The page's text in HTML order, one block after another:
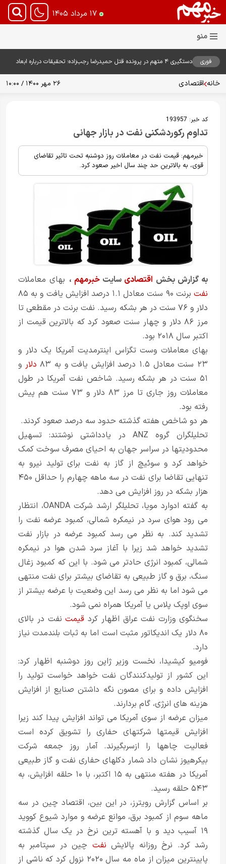
۱۷ مرداد ۱۴۰۵
فوری
دستگیری ۴ متهم در پرونده قتل حمیدرضا رجب‌زاده؛ تحقیقات درباره ابعاد
خانه اقتصادی ۲۶ مهر ۱۴۰۰ / ۱۰:۰۰
کد خبر: 193957
تداوم رکوردشکنی نفت در بازار جهانی
خبرمهم: قیمت نفت در معاملات روز دوشنبه تحت تاثیر تقاضای
قوی، به بالاترین حد چند سال اخیر صعود کرد.
به گزارش بخش اقتصادی سایتخبرمهم ، بهای معاملات
نفت
برنت ۹۰ سنت معادل ۱.۱ درصد افزایش یافت و به ۸۵
دلار و ۷۶ سنت در هر بشکه رسید. نفت برنت در مقطعی تا
مرز ۸۶ دلار و چهار سنت صعود کرد که بالاترین قیمت از
اکتبر سال ۲۰۱۸ بود.
بهای معاملات وست تگزاس اینترمدیت آمریکا یک دلار و
۲۳ سنت معادل ۱.۵ درصد افزایش یافت و به ۸۳
دلار و
۵۱ سنت در هر بشکه رسید. شاخص نفت آمریکا در طول
معاملات روز جاری تا مرز ۸۳ دلار و ۷۳ سنت هم پیش
رفته بود.
هر دو شاخص هفته گذشته حدود سه درصد صعود کردند.
تحلیلگران گروه ANZ در یادداشتی نوشتند: تسهیل
محدودیتها در سراسر جهان به احیای مصرف سوخت کمک
خواهد کرد و سوئیچ از گاز به نفت برای تولید نیرو به
تنهایی تقاضا برای نفت در سه ماهه چهارم را حداقل ۴۵۰
هزار بشکه در روز افزایش می دهد.
به گفته ادوارد مویا، تحلیلگر ارشد شرکت OANDA، انتظار
می رود هوای سرد در نیمکره شمالی، کمبود عرضه نفت را
تشدید کند. به نظر می رسد کمبود عرضه در بازار نفت
تشدید خواهد شد زیرا با آغاز سرد شدن هوا در نیمکره
شمالی، کمبود انرژی حادتر می شود. با این که کمبود زغال
سنگ، برق و گاز طبیعی به تقاضای بیشتر برای نفت منتهی
می شود اما به نظر می رسد این وضعیت با عرضه بیشتر از
سوی اوپک پلاس یا آمریکا همراه نمی شود.
سخنگوی وزارت نفت عراق اظهار کرد قیمتنفت در بالای
۸۰ دلار یک اندیکاتور مثبت است اما به ثبات بلندمدت نیاز
دارد.
فومیو کیشیدا، نخست وزیر ژاپن روز دوشنبه اظهار کرد:
این کشور از تولیدکنندگان نفت خواهد خواست تولید را
افزایش داده و برای مصون نگه داشتن صنایع از افزایش
هزینه های انرژی، گام بردارند.
میزان عرضه از سوی آمریکا می تواند افزایش پیدا کند زیرا
افزایش قیمتها شرکتهای حفاری را تشویق کرده است
فعالیت چاهها را ازسربگیرند. آمار روز جمعه شرکت
بیکرهیوز نشان داد شمار دکلهای حفاری نفت و گاز طبیعی
آمریکا در هفته منتهی به ۱۵ اکتبر، با ۱۰ حلقه افزایش، به
۵۴۳ حلقه رسید.
بر اساس گزارش رویترز، در این بین، اقتصاد چین در سه
ماهه سوم از کمبود برق، موانع عرضه و موارد شیوع کووید
۱۹ آسیب دید و با آهسته ترین نرخ در یک سال گذشته
رشد کرد. نرخ روزانه پالایش نفت چین در سپتامبر به
پایینترین میزان از ماه مه سال ۲۰۲۰ نزول کرد که ناشی از